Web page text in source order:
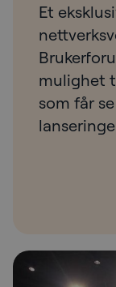
Et
mulighet
som får